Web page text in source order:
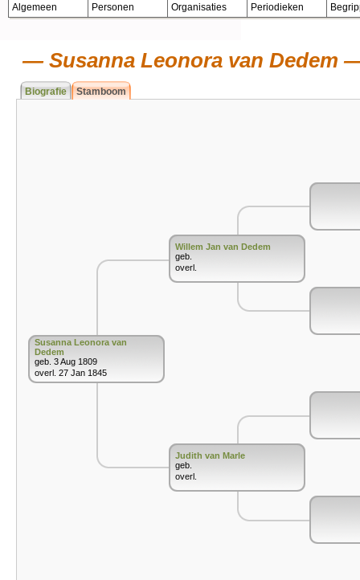
Algemeen Personen Organisaties Periodieken
Susanna Leonora van Dedem
Biografie Stamboom
Susanna Leonora van
Dedem
geb. 3 Aug 1809
overl. 27 Jan 1845
Willem Jan van Dedem
geb.
overl.
Judith van Marle
geb.
overl.